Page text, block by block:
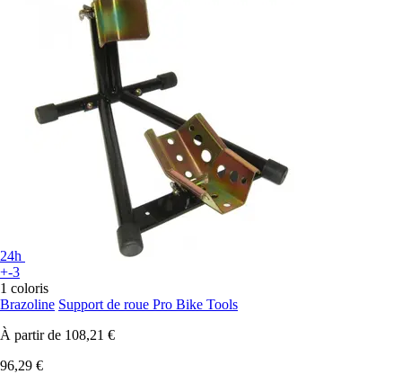
24h
+-3
1 coloris
Brazoline Support de roue Pro Bike Tools
À partir de 108,21 €
96,29 €